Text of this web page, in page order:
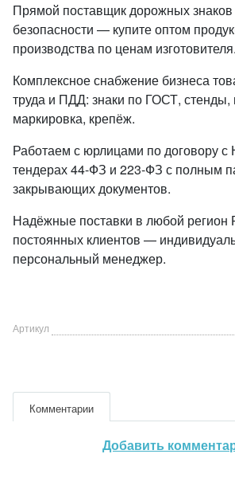
Прямой поставщик дорожных знаков
безопасности — купите оптом
производства по ценам изготовителя.
Комплексное снабжение бизнеса
труда и ПДД: знаки по ГОСТ, стенды,
маркировка, крепёж.
Работаем с юрлицами по договору
тендерах 44-ФЗ и 223-ФЗ с полным
закрывающих документов.
Надёжные поставки в любой регион
постоянных клиентов —
персональный менеджер.
Артикул
Комментарии
Добавить